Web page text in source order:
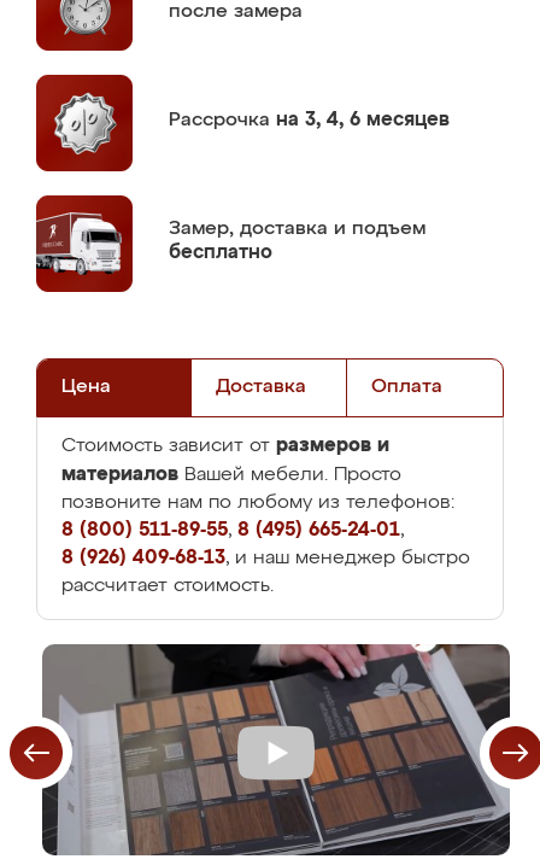
после замера
Рассрочка на 3, 4, 6 месяцев
Замер, доставка и подъем
бесплатно
Цена Доставка Оплата
Стоимость зависит от размеров и
материалов Вашей мебели. Просто
позвоните нам по любому из телефонов:
8 (800) 511-89-55, 8 (495) 665-24-01,
8 (926) 409-68-13, и наш менеджер быстро
рассчитает стоимость.